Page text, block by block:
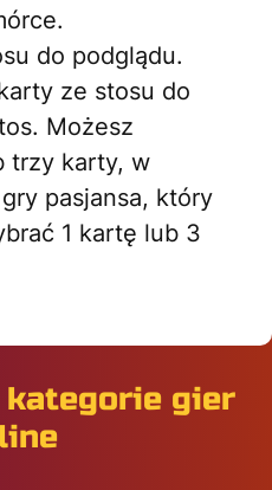
do podglądu.
ze stosu do
Możesz
trzy karty, w
pasjansa, który
1 kartę lub 3
kategorie gier